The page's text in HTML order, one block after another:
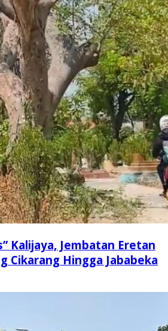
Kalijaya, Jembatan Eretan
Cikarang Hingga Jababeka